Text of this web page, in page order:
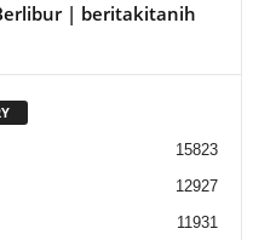
| beritakitanih
15823
12927
11931